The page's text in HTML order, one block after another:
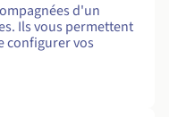
d'un
Ils vous permettent
configurer vos